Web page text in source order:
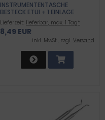
INSTRUMENTENTASCHE
BESTECK ETUI + 1 EINLAGE
Lieferzeit: lieferbar, max. 1 Tag*
8,49 EUR
inkl .MwSt., zzgl. Versand